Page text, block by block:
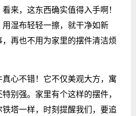
来，这东西确实值得入手啊！
湿布轻轻一擦，就干净如新
再也不用为家里的摆件清洁烦
心不错！它不仅美观大方，寓
别强。家里有个这样的摆件，
塔一样，时刻提醒我们，要追